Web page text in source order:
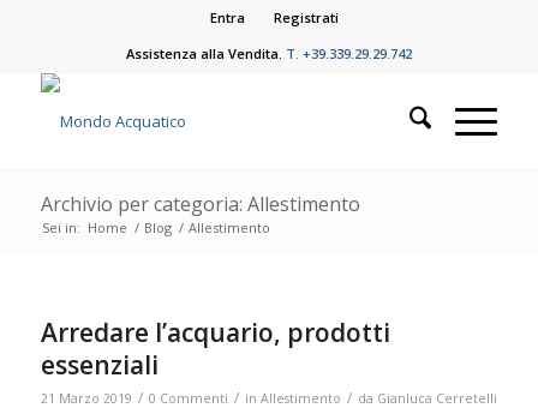
Entra
Registrati
Assistenza alla Vendita. T. +39.339.29.29.742
Archivio per categoria: Allestimento
Sei in: Home / Blog / Allestimento
Arredare l’acquario, prodotti
essenziali
21 Marzo 2019 / 0 Commenti / in Allestimento / da Gianluca Cerretelli